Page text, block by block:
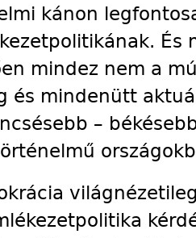
kánon
És
mindez nem a
és mindenütt
–